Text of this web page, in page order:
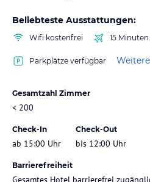
Beliebteste Ausstattungen:
Wifi kostenfrei 15
Parkplätze verfügbar
Gesamtzahl Zimmer
< 200
Check-In
ab 15:00 Uhr
Check-Out
bis 12:00 Uhr
Barrierefreiheit
Gesamtes Hotel barrierefrei